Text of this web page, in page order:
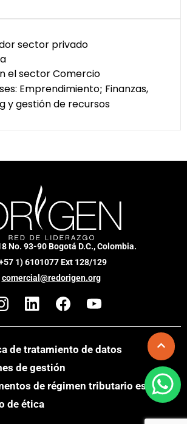
sector privado
el sector Comercio
Emprendimiento; Finanzas,
y gestión de recursos
No. 93-90 Bogotá D.C., Colombia.
1) 6101077 Ext 128/129
comercial@redorigen.org
de tratamiento de datos
de gestión
de régimen tributario especial
de ética